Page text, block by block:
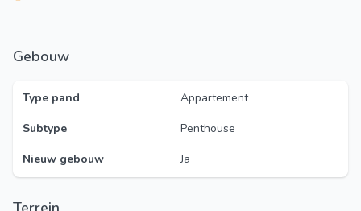
Gebouw
Type pand
Appartement
Subtype
Penthouse
Nieuw gebouw
Ja